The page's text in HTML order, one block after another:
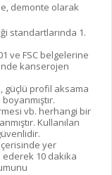
demonte olarak
standartlarında 1.
ve FSC belgelerine
kanserojen
güçlü profil aksama
vb. herhangi bir
Kullanılan
yer
ederek 10 dakika